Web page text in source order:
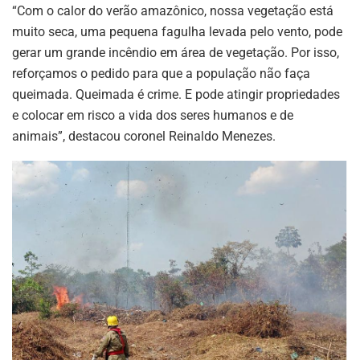
“Com o calor do verão amazônico, nossa vegetação está
muito seca, uma pequena fagulha levada pelo vento, pode
gerar um grande incêndio em área de vegetação. Por isso,
reforçamos o pedido para que a população não faça
queimada. Queimada é crime. E pode atingir propriedades
e colocar em risco a vida dos seres humanos e de
animais”, destacou coronel Reinaldo Menezes.